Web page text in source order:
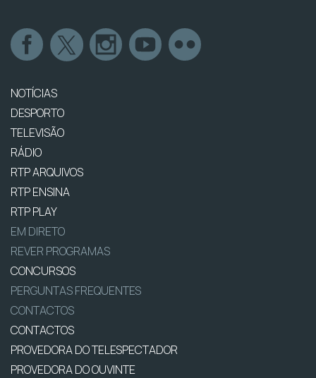
NOTÍCIAS
DESPORTO
TELEVISÃO
RÁDIO
RTP ARQUIVOS
RTP ENSINA
RTP PLAY
EM DIRETO
REVER PROGRAMAS
CONCURSOS
PERGUNTAS FREQUENTES
CONTACTOS
CONTACTOS
PROVEDORA DO TELESPECTADOR
PROVEDORA DO OUVINTE